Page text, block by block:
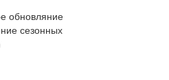
обновляние
сезонных